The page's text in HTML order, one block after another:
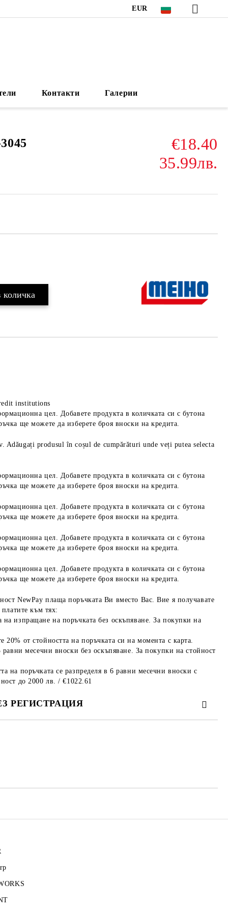
EUR
Контакти Галерии
€18.40
35.99лв.
institutions
цел. Добавете продукта в количката си с бутона
ще можете да изберете броя вноски на кредита.
Adăugați produsul în coșul de cumpărături unde veți putea selecta
цел. Добавете продукта в количката си с бутона
ще можете да изберете броя вноски на кредита.
цел. Добавете продукта в количката си с бутона
ще можете да изберете броя вноски на кредита.
цел. Добавете продукта в количката си с бутона
ще можете да изберете броя вноски на кредита.
цел. Добавете продукта в количката си с бутона
ще можете да изберете броя вноски на кредита.
NewPay плаща поръчката Ви вместо Вас. Вие я получавате
към тях:
изпращане на поръчката без оскъпяване. За покупки на
от стойността на поръчката си на момента с карта.
равни месечни вноски без оскъпяване. За покупки на стойност
на поръчката се разпределя в 6 равни месечни вноски с
до 2000 лв. / €1022.61
РЕГИСТРАЦИЯ